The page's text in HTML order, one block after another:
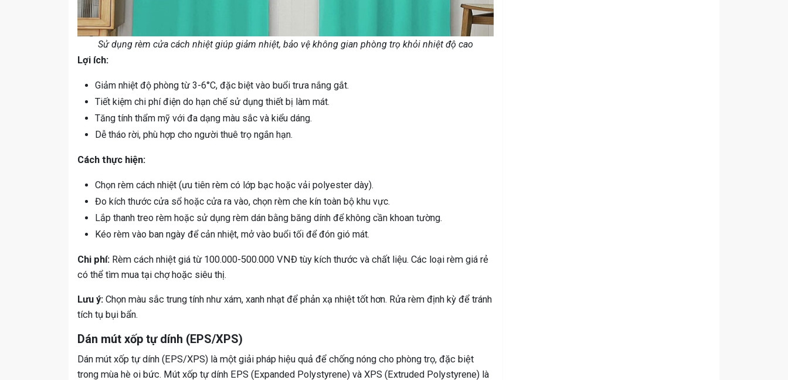
Sử dụng rèm cửa cách nhiệt giúp giảm nhiệt, bảo vệ không gian phòng trọ khỏi nhiệt độ cao
Lợi ích:
Giảm nhiệt độ phòng từ 3-6°C, đặc biệt vào buổi trưa nắng gắt.
Tiết kiệm chi phí điện do hạn chế sử dụng thiết bị làm mát.
Tăng tính thẩm mỹ với đa dạng màu sắc và kiểu dáng.
Dễ tháo rời, phù hợp cho người thuê trọ ngắn hạn.
Cách thực hiện:
Chọn rèm cách nhiệt (ưu tiên rèm có lớp bạc hoặc vải polyester dày).
Đo kích thước cửa sổ hoặc cửa ra vào, chọn rèm che kín toàn bộ khu vực.
Lắp thanh treo rèm hoặc sử dụng rèm dán bằng băng dính để không cần khoan tường.
Kéo rèm vào ban ngày để cản nhiệt, mở vào buổi tối để đón gió mát.
Chi phí: Rèm cách nhiệt giá từ 100.000-500.000 VNĐ tùy kích thước và chất liệu. Các loại rèm giá rẻ
có thể tìm mua tại chợ hoặc siêu thị.
Lưu ý: Chọn màu sắc trung tính như xám, xanh nhạt để phản xạ nhiệt tốt hơn. Rửa rèm định kỳ để tránh
tích tụ bụi bẩn.
Dán mút xốp tự dính (EPS/XPS)
Dán mút xốp tự dính (EPS/XPS) là một giải pháp hiệu quả để chống nóng cho phòng trọ, đặc biệt
trong mùa hè oi bức. Mút xốp tự dính EPS (Expanded Polystyrene) và XPS (Extruded Polystyrene) là